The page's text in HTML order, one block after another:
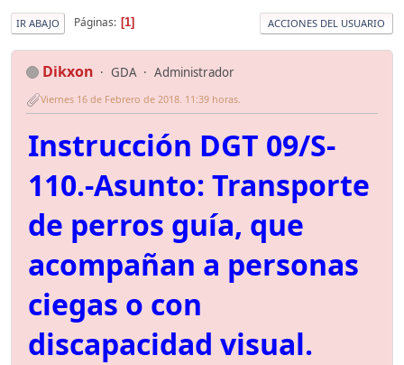
IR ABAJO Páginas 1 ACCIONES DEL USUARIO
Dikxon GDA Administrador
Viernes 16 de Febrero de 2018. 11:39 horas.
Instrucción DGT 09/S-
110.-Asunto: Transporte
de perros guía, que
acompañan a personas
ciegas o con
discapacidad visual.